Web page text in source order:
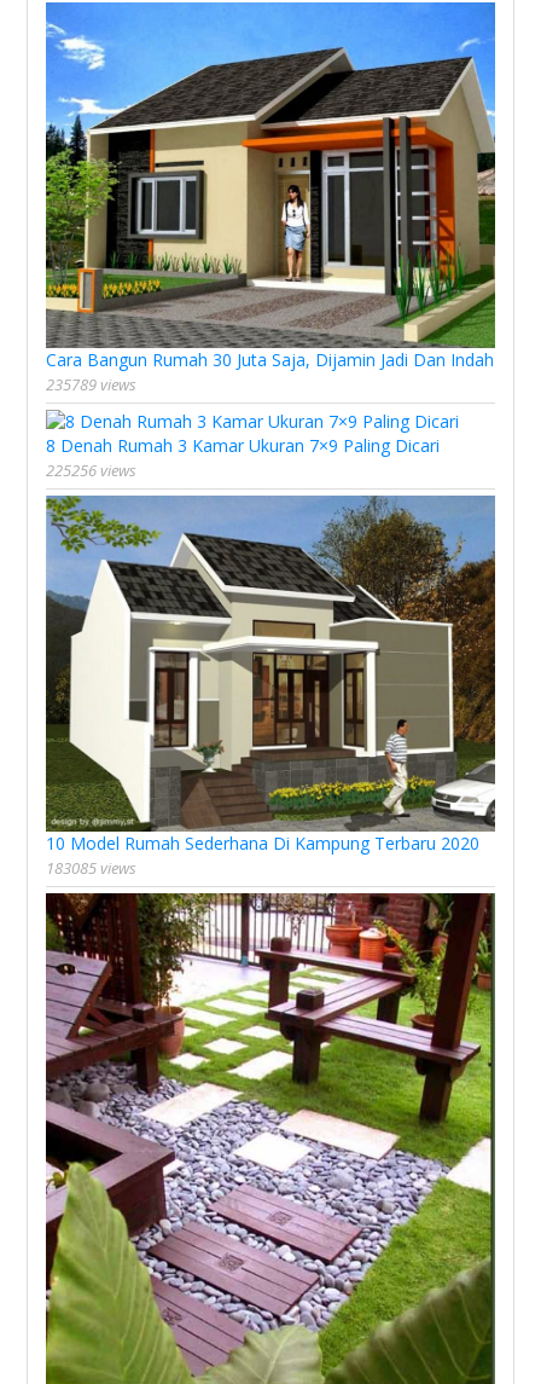
Cara Bangun Rumah 30 Juta Saja, Dijamin Jadi Dan Indah
235789 views
8 Denah Rumah 3 Kamar Ukuran 7×9 Paling Dicari
225256 views
10 Model Rumah Sederhana Di Kampung Terbaru 2020
183085 views